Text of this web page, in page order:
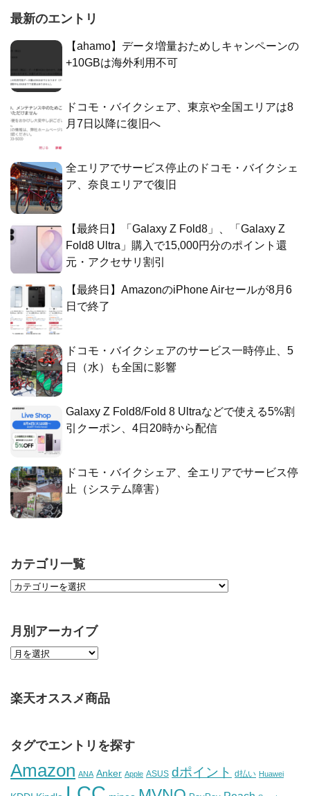
最新のエントリ
【ahamo】データ増量おためしキャンペーンの
+10GBは海外利用不可
ドコモ・バイクシェア、東京や全国エリアは8
月7日以降に復旧へ
全エリアでサービス停止のドコモ・バイクシェ
ア、奈良エリアで復旧
【最終日】「Galaxy Z Fold8」、「Galaxy Z
Fold8 Ultra」購入で15,000円分のポイント還
元・アクセサリ割引
【最終日】AmazonのiPhone Airセールが8月6
日で終了
ドコモ・バイクシェアのサービス一時停止、5
日（水）も全国に影響
Galaxy Z Fold8/Fold 8 Ultraなどで使える5%割
引クーポン、4日20時から配信
ドコモ・バイクシェア、全エリアでサービス停
止（システム障害）
カテゴリ一覧
月別アーカイブ
楽天オススメ商品
タグでエントリを探す
Amazon ANA Anker Apple ASUS dポイント d払い Huawei